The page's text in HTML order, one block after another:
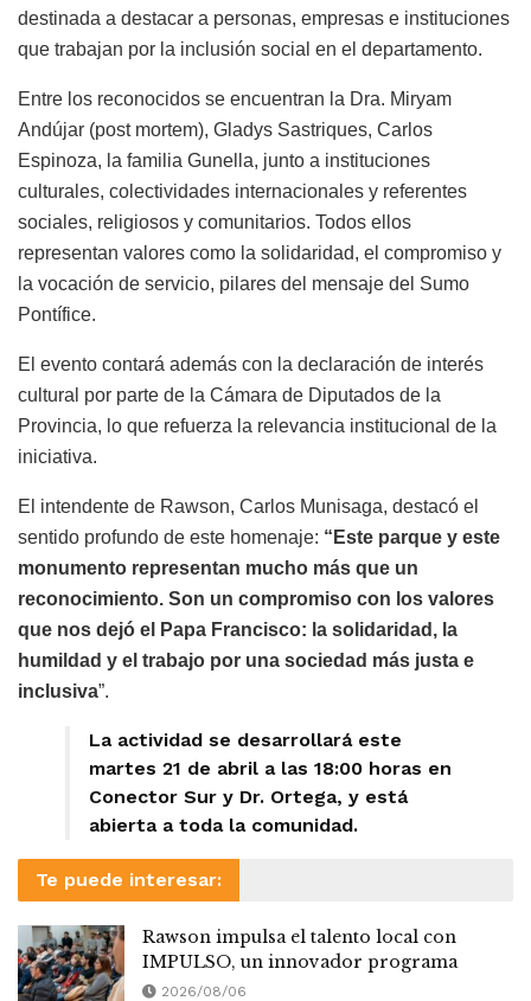
destinada a destacar a personas, empresas e instituciones
que trabajan por la inclusión social en el departamento.
Entre los reconocidos se encuentran la Dra. Miryam
Andújar (post mortem), Gladys Sastriques, Carlos
Espinoza, la familia Gunella, junto a instituciones
culturales, colectividades internacionales y referentes
sociales, religiosos y comunitarios. Todos ellos
representan valores como la solidaridad, el compromiso y
la vocación de servicio, pilares del mensaje del Sumo
Pontífice.
El evento contará además con la declaración de interés
cultural por parte de la Cámara de Diputados de la
Provincia, lo que refuerza la relevancia institucional de la
iniciativa.
El intendente de Rawson, Carlos Munisaga, destacó el
sentido profundo de este homenaje: “Este parque y este
monumento representan mucho más que un
reconocimiento. Son un compromiso con los valores
que nos dejó el Papa Francisco: la solidaridad, la
humildad y el trabajo por una sociedad más justa e
inclusiva”.
La actividad se desarrollará este
martes 21 de abril a las 18:00 horas en
Conector Sur y Dr. Ortega, y está
abierta a toda la comunidad.
Te puede interesar:
Rawson impulsa el talento local con
IMPULSO, un innovador programa
2026/08/06